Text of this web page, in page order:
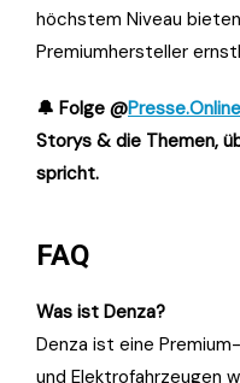
höchstem Niveau
Premiumhersteller
🔔 Folge @Presse.Online
Storys & die Themen,
spricht.
FAQ
Was ist Denza?
Denza ist eine
und Elektrofahrzeugen